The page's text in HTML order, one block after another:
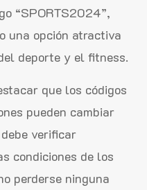
“SPORTS2024”,
una opción atractiva
deporte y el fitness.
que los códigos
pueden cambiar
verificar
condiciones de los
perderse ninguna